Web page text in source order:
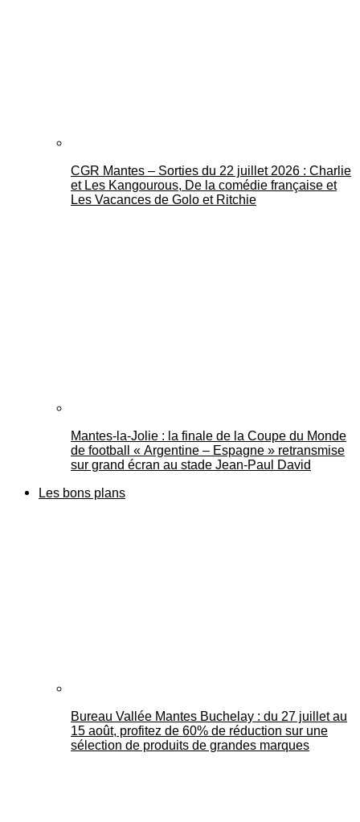
CGR Mantes – Sorties du 22 juillet 2026 : Charlie
et Les Kangourous, De la comédie française et
Les Vacances de Golo et Ritchie
Mantes-la-Jolie : la finale de la Coupe du Monde
de football « Argentine – Espagne » retransmise
sur grand écran au stade Jean-Paul David
Les bons plans
Bureau Vallée Mantes Buchelay : du 27 juillet au
15 août, profitez de 60% de réduction sur une
sélection de produits de grandes marques